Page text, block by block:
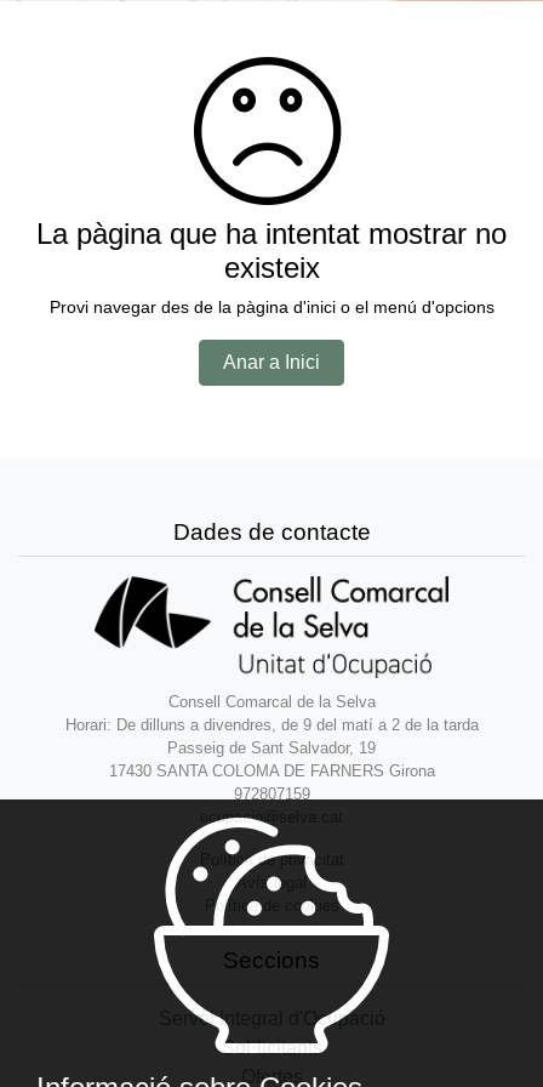
La pàgina que ha intentat mostrar no
existeix
Provi navegar des de la pàgina d'inici o el menú d'opcions
Anar a Inici
Dades de contacte
Consell Comarcal de la Selva
Horari: De dilluns a divendres, de 9 del matí a 2 de la tarda
Passeig de Sant Salvador, 19
17430 SANTA COLOMA DE FARNERS Girona
972807159
ocupacio@selva.cat
Política de privacitat
Avís legal
Política de cookies
Seccions
Servei Integral d'Ocupació
Sol·licitants
Ofertes